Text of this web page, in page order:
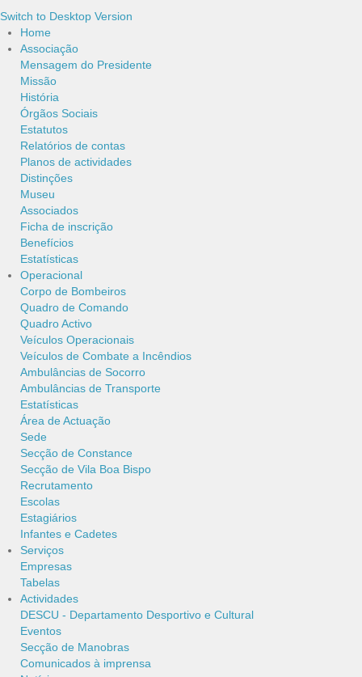
Switch to Desktop Version
Home
Associação
Mensagem do Presidente
Missão
História
Órgãos Sociais
Estatutos
Relatórios de contas
Planos de actividades
Distinções
Museu
Associados
Ficha de inscrição
Benefícios
Estatísticas
Operacional
Corpo de Bombeiros
Quadro de Comando
Quadro Activo
Veículos Operacionais
Veículos de Combate a Incêndios
Ambulâncias de Socorro
Ambulâncias de Transporte
Estatísticas
Área de Actuação
Sede
Secção de Constance
Secção de Vila Boa Bispo
Recrutamento
Escolas
Estagiários
Infantes e Cadetes
Serviços
Empresas
Tabelas
Actividades
DESCU - Departamento Desportivo e Cultural
Eventos
Secção de Manobras
Comunicados à imprensa